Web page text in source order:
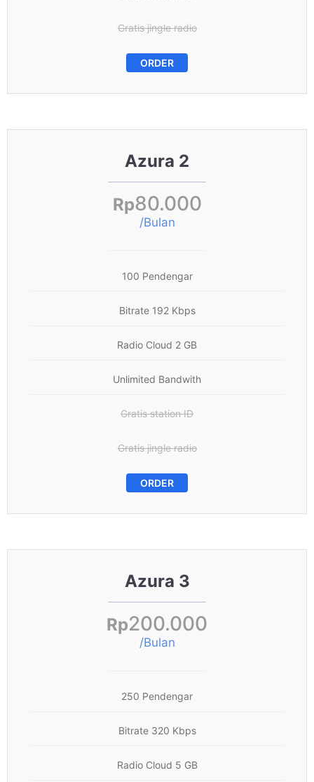
Gratis jingle radio
ORDER
Azura 2
Rp80.000
/Bulan
100 Pendengar
Bitrate 192 Kbps
Radio Cloud 2 GB
Unlimited Bandwith
Gratis station ID
Gratis jingle radio
ORDER
Azura 3
Rp200.000
/Bulan
250 Pendengar
Bitrate 320 Kbps
Radio Cloud 5 GB